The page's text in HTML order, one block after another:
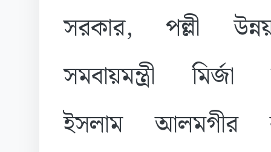
সরকার, পল্লী
সমবায়মন্ত্রী
ইসলাম আলমগীর